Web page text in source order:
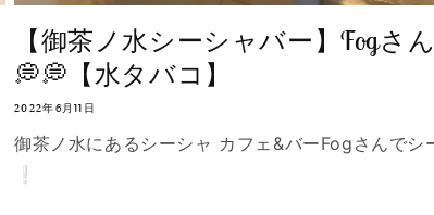
【御茶ノ水シーシャバー】Fogさ
💭💭【水タバコ】
2022年6月11日
御茶ノ水にあるシーシャ カフェ&バーFogさんでシ
❕